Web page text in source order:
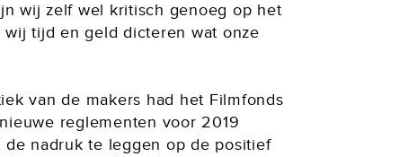
wij zelf wel kritisch genoeg op het
tijd en geld dicteren wat onze
van de makers had het Filmfonds
reglementen voor 2019
nadruk te leggen op de positief